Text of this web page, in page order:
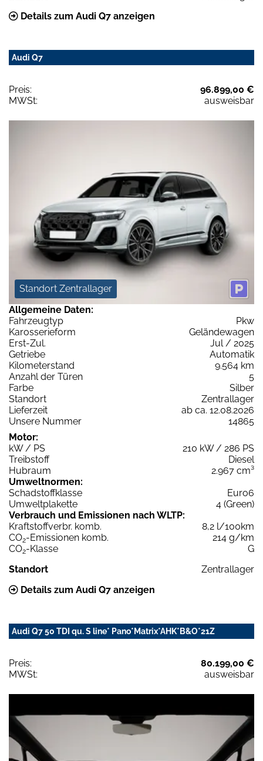
Details zum Audi Q7 anzeigen
Audi Q7
Preis:
96.899,00 €
MWSt:
ausweisbar
Standort Zentrallager
Allgemeine Daten:
Fahrzeugtyp
Pkw
Karosserieform
Geländewagen
Erst-Zul.
Jul / 2025
Getriebe
Automatik
Kilometerstand
9.564 km
Anzahl der Türen
5
Farbe
Silber
Standort
Zentrallager
Lieferzeit
ab ca. 12.08.2026
Unsere Nummer
14865
Motor:
kW / PS
210 kW / 286 PS
Treibstoff
Diesel
Hubraum
2.967 cm³
Umweltnormen:
Schadstoffklasse
Euro6
Umweltplakette
4 (Green)
Verbrauch und Emissionen nach WLTP:
Kraftstoffverbr. komb.
8,2 l/100km
CO2-Emissionen komb.
214 g/km
CO2-Klasse
G
Standort
Zentrallager
Details zum Audi Q7 anzeigen
Audi Q7 50 TDI qu. S line* Pano*Matrix*AHK*B&O*21Z
Preis:
80.199,00 €
MWSt:
ausweisbar